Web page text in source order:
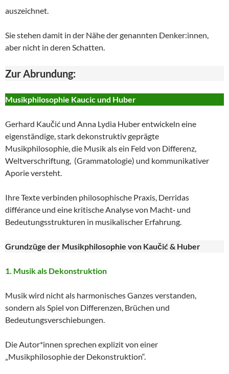
auszeichnet.
Sie stehen damit in der Nähe der genannten Denker:innen,
aber nicht in deren Schatten.
Zur Abrundung:
Musikphilosophie Kaucic und Huber
Gerhard Kaučić und Anna Lydia Huber entwickeln eine
eigenständige, stark dekonstruktiv geprägte
Musikphilosophie, die Musik als ein Feld von Differenz,
Weltverschriftung, (Grammatologie) und kommunikativer
Aporie versteht.
Ihre Texte verbinden philosophische Praxis, Derridas
différance und eine kritische Analyse von Macht‑ und
Bedeutungsstrukturen in musikalischer Erfahrung.
Grundzüge der Musikphilosophie von Kaučić & Huber
1. Musik als Dekonstruktion
Musik wird nicht als harmonisches Ganzes verstanden,
sondern als Spiel von Differenzen, Brüchen und
Bedeutungsverschiebungen.
Die Autor*innen sprechen explizit von einer
„Musikphilosophie der Dekonstruktion“.